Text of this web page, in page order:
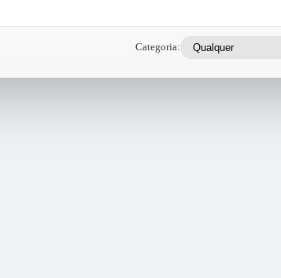
Categoria: